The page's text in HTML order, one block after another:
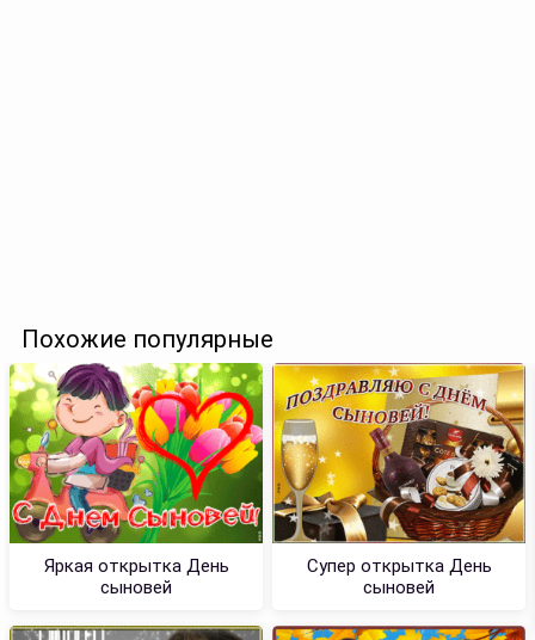
Похожие популярные
Яркая открытка День
сыновей
Супер открытка День
сыновей